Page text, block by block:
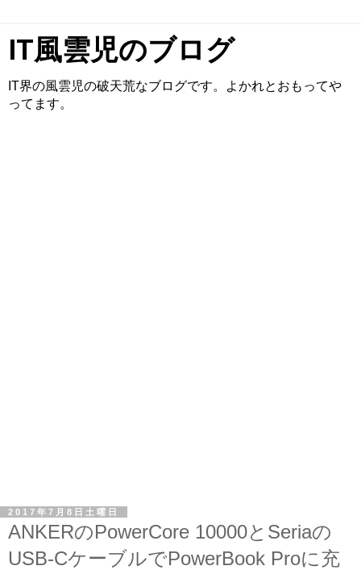
IT風雲児のブログ
IT界の風雲児の破天荒なブログです。よかれとおもってや
ってます。
2017年7月8日土曜日
ANKERのPowerCore 10000とSeriaの
USB-CケーブルでPowerBook Proに充